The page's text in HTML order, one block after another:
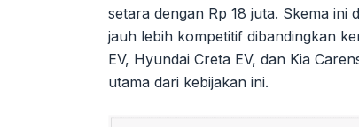
setara dengan Rp 18 juta. Skema ini
jauh lebih kompetitif dibandingkan
EV, Hyundai Creta EV, dan Kia
utama dari kebijakan ini.